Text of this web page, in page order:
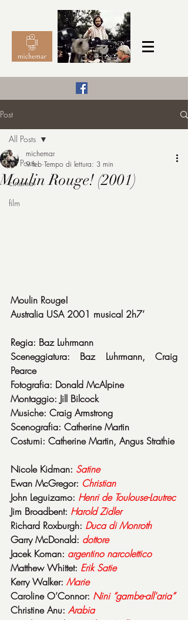
michemar
Post
All Posts
cinema
film
All Posts
Moulin Rouge! (2001)
michemar
9 feb Tempo di lettura: 3 min
Moulin Rouge!
Australia USA 2001 musical 2h7’
Regia: Baz Luhrmann
Sceneggiatura: Baz Luhrmann, Craig
Pearce
Fotografia: Donald McAlpine
Montaggio: Jill Bilcock
Musiche: Craig Armstrong
Scenografia: Catherine Martin
Costumi: Catherine Martin, Angus Strathie
Nicole Kidman: Satine
Ewan McGregor: Christian
John Leguizamo: Henri de Toulouse-Lautrec
Jim Broadbent: Harold Zidler
Richard Roxburgh: Duca di Monroth
Garry McDonald: dottore
Jacek Koman: argentino narcolettico
Matthew Whittet: Erik Satie
Kerry Walker: Marie
Caroline O’Connor: Nini “gambe-all'aria”
Christine Anu: Arabia